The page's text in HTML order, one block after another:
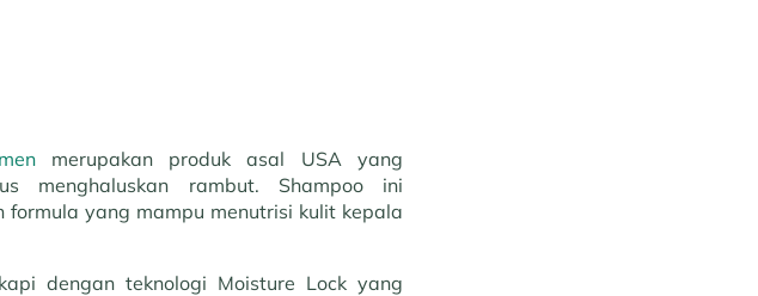
merupakan produk asal USA yang
menghaluskan rambut. Shampoo ini
yang mampu menutrisi kulit kepala
dengan teknologi Moisture Lock yang